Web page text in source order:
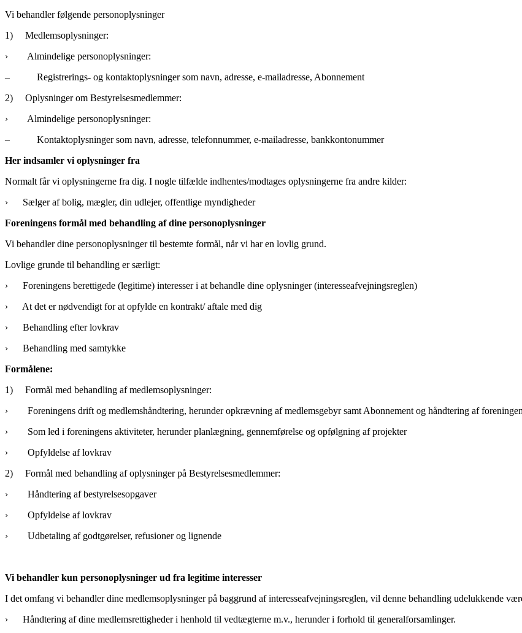
Vi behandler følgende personoplysninger
1) Medlemsoplysninger:
› Almindelige personoplysninger:
– Registrerings- og kontaktoplysninger som navn, adresse, e-mailadresse, Abonnement
2) Oplysninger om Bestyrelsesmedlemmer:
› Almindelige personoplysninger:
– Kontaktoplysninger som navn, adresse, telefonnummer, e-mailadresse, bankkontonummer
Her indsamler vi oplysninger fra
Normalt får vi oplysningerne fra dig. I nogle tilfælde indhentes/modtages oplysningerne fra andre kilder:
› Sælger af bolig, mægler, din udlejer, offentlige myndigheder
Foreningens formål med behandling af dine personoplysninger
Vi behandler dine personoplysninger til bestemte formål, når vi har en lovlig grund.
Lovlige grunde til behandling er særligt:
› Foreningens berettigede (legitime) interesser i at behandle dine oplysninger (interesseafvejningsreglen)
› At det er nødvendigt for at opfylde en kontrakt/ aftale med dig
› Behandling efter lovkrav
› Behandling med samtykke
Formålene:
1) Formål med behandling af medlemsoplysninger:
› Foreningens drift og medlemshåndtering, herunder opkrævning af medlemsgebyr samt Abonnement og håndtering af
› Som led i foreningens aktiviteter, herunder planlægning, gennemførelse og opfølgning af projekter
› Opfyldelse af lovkrav
2) Formål med behandling af oplysninger på Bestyrelsesmedlemmer:
› Håndtering af bestyrelsesopgaver
› Opfyldelse af lovkrav
› Udbetaling af godtgørelser, refusioner og lignende
Vi behandler kun personoplysninger ud fra legitime interesser
I det omfang vi behandler dine medlemsoplysninger på baggrund af interesseafvejningsreglen, vil denne behandling udelukkende
› Håndtering af dine medlemsrettigheder i henhold til vedtægterne m.v., herunder i forhold til generalforsamlinger.